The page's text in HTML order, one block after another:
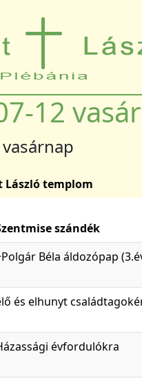
12
vasárnap
László templom
szándék
Béla áldozópap
és elhunyt
évfordulókra